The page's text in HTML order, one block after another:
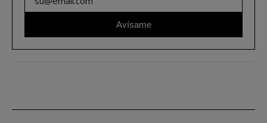
Avísame